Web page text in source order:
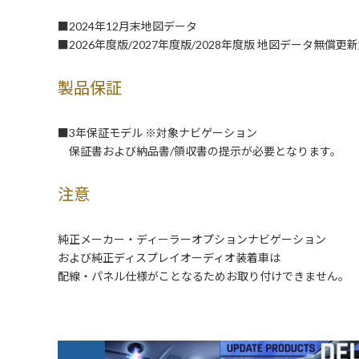
■2024年12月末地図データ
■2026年度版/2027年度版/2028年度版 地図データ無償更
製品保証
■3年保証モデル ※対象ナビゲーション
保証書および納品書/領収書の提示が必要となります。
注意
純正メーカー・ディーラーオプションナビゲーション
および純正ディスプレイオーディオ装着車は
配線・パネル仕様がことなるためお取り付けできません。